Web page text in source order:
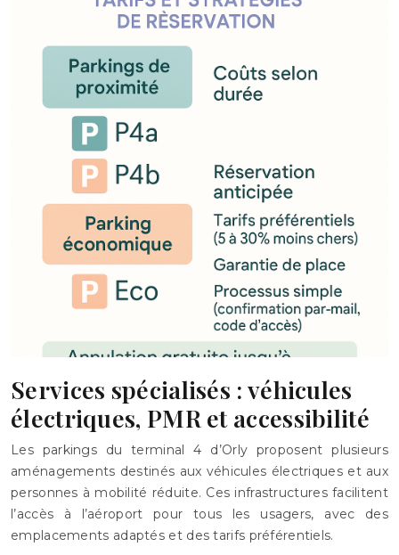
Services spécialisés : véhicules
électriques, PMR et accessibilité
Les parkings du terminal 4 d’Orly proposent plusieurs
aménagements destinés aux véhicules électriques et aux
personnes à mobilité réduite. Ces infrastructures facilitent
l’accès à l’aéroport pour tous les usagers, avec des
emplacements adaptés et des tarifs préférentiels.